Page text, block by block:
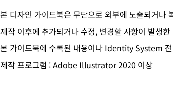
본 디자인 가이드북은 무단으로 외부에 노출되거나
제작 이후에 추가되거나 수정, 변경할 사항이 발생
본 가이드북에 수록된 내용이나 Identity System
제작 프로그램 : Adobe Illustrator 2020 이상